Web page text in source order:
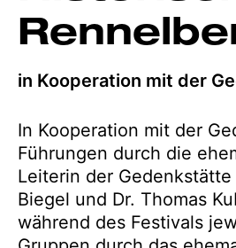
in Kooperation mit der
In Kooperation mit der
Führungen durch die
Leiterin der
Biegel und Dr. Thomas
während des Festivals